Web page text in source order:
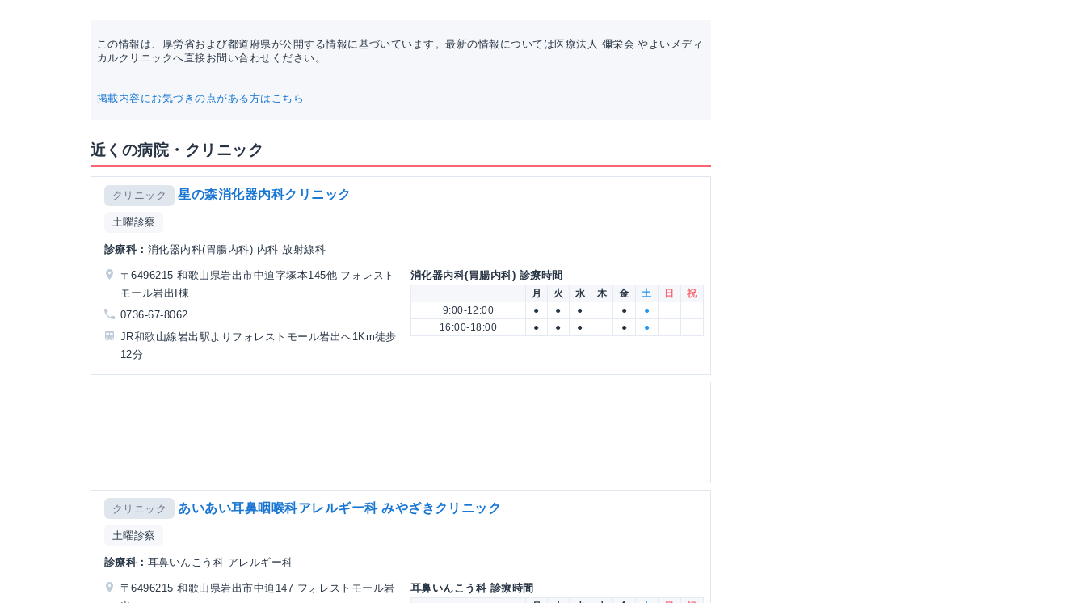
この情報は、厚労省および都道府県が公開する情報に基づいています。最新の情報については医療法人 彌栄会 やよいメディ
カルクリニックへ直接お問い合わせください。
掲載内容にお気づきの点がある方はこちら
近くの病院・クリニック
クリニック 星の森消化器内科クリニック
土曜診察
診療科： 消化器内科(胃腸内科) 内科 放射線科
〒6496215 和歌山県岩出市中迫字塚本145他 フォレスト
モール岩出I棟
0736-67-8062
JR和歌山線岩出駅よりフォレストモール岩出へ1Km徒歩
12分
消化器内科(胃腸内科) 診療時間
月 火 水 木 金 土 日
祝
9:00-12:00
● ● ● ●
●
16:00-18:00
● ● ● ● ●
クリニック あいあい耳鼻咽喉科アレルギー科 みやざきクリニック
土曜診察
診療科： 耳鼻いんこう科 アレルギー科
〒6496215 和歌山県岩出市中迫147 フォレストモール岩
耳鼻いんこう科 診療時間